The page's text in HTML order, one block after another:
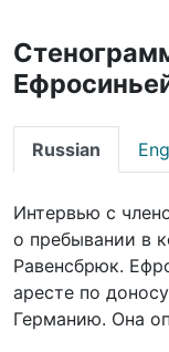
Russian
Интервью с
о пребывании в
Равенсбрюк.
аресте по
Германию. Она